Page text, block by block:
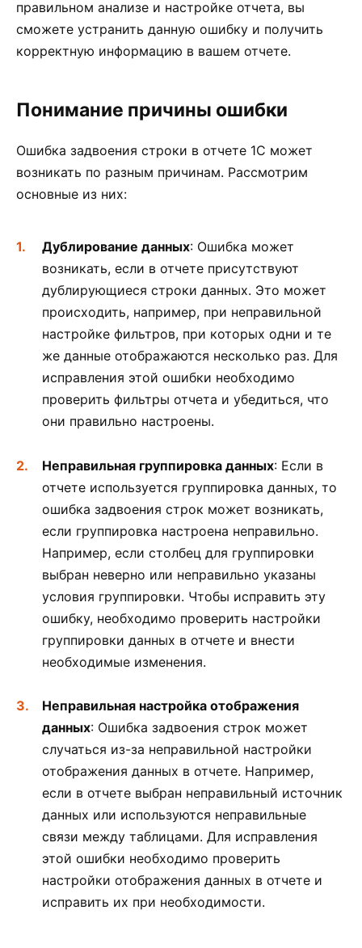
правильном анализе и настройке отчета, вы
сможете устранить данную ошибку и получить
корректную информацию в вашем отчете.
Понимание причины ошибки
Ошибка задвоения строки в отчете 1С может
возникать по разным причинам. Рассмотрим
основные из них:
Дублирование данных: Ошибка может
возникать, если в отчете присутствуют
дублирующиеся строки данных. Это может
происходить, например, при неправильной
настройке фильтров, при которых одни и те
же данные отображаются несколько раз. Для
исправления этой ошибки необходимо
проверить фильтры отчета и убедиться, что
они правильно настроены.
Неправильная группировка данных: Если в
отчете используется группировка данных, то
ошибка задвоения строк может возникать,
если группировка настроена неправильно.
Например, если столбец для группировки
выбран неверно или неправильно указаны
условия группировки. Чтобы исправить эту
ошибку, необходимо проверить настройки
группировки данных в отчете и внести
необходимые изменения.
Неправильная настройка отображения
данных: Ошибка задвоения строк может
случаться из-за неправильной настройки
отображения данных в отчете. Например,
если в отчете выбран неправильный источник
данных или используются неправильные
связи между таблицами. Для исправления
этой ошибки необходимо проверить
настройки отображения данных в отчете и
исправить их при необходимости.